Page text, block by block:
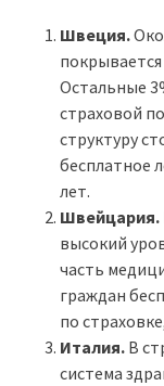
Швеция.
Остальные
страховой
структуру
бесплатное
лет.
Швейцария.
высокий
часть
граждан
по
Италия. В
система